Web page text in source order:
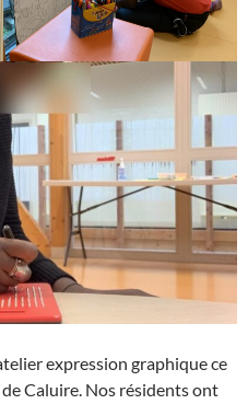
expression graphique ce
Caluire. Nos résidents ont